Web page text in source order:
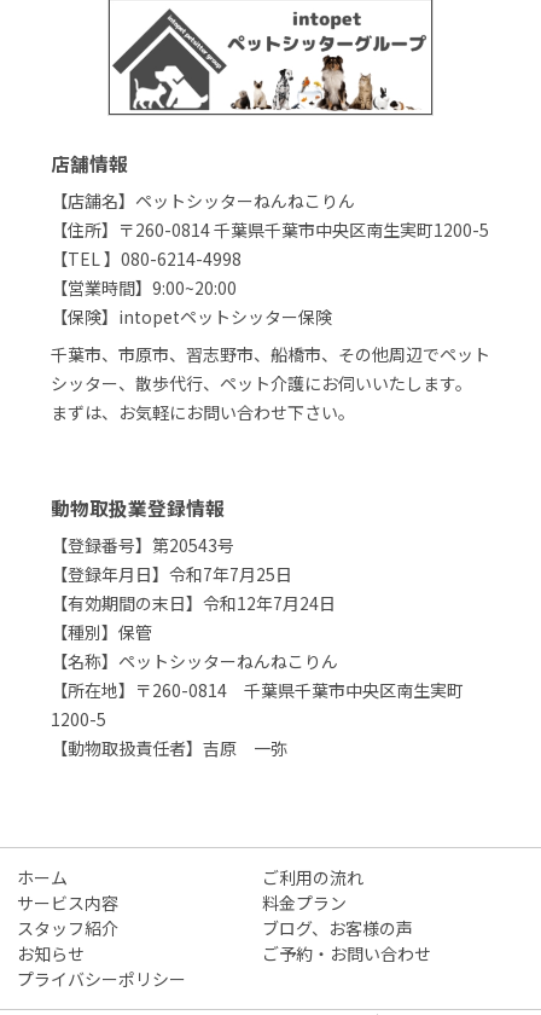
店舗情報
【店舗名】ペットシッターねんねこりん
【住所】〒260-0814 千葉県千葉市中央区南生実町1200-5
【TEL 】080-6214-4998
【営業時間】9:00~20:00
【保険】intopetペットシッター保険
千葉市、市原市、習志野市、船橋市、その他周辺でペット
シッター、散歩代行、ペット介護にお伺いいたします。
まずは、お気軽にお問い合わせ下さい。
動物取扱業登録情報
【登録番号】第20543号
【登録年月日】令和7年7月25日
【有効期間の末日】令和12年7月24日
【種別】保管
【名称】ペットシッターねんねこりん
【所在地】〒260-0814 千葉県千葉市中央区南生実町
1200-5
【動物取扱責任者】吉原 一弥
ホーム
ご利用の流れ
サービス内容
料金プラン
スタッフ紹介
ブログ、お客様の声
お知らせ
ご予約・お問い合わせ
プライバシーポリシー